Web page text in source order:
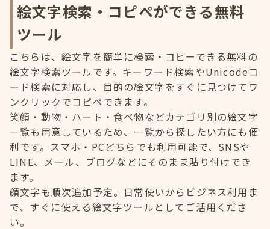
絵文字検索・コピペができる無料
ツール
こちらは、絵文字を簡単に検索・コピーできる無料の
絵文字検索ツールです。キーワード検索やUnicodeコ
ード検索に対応し、目的の絵文字をすぐに見つけてワ
ンクリックでコピペできます。
笑顔・動物・ハート・食べ物などカテゴリ別の絵文字
一覧も用意しているため、一覧から探したい方にも便
利です。スマホ・PCどちらでも利用可能で、SNSや
LINE、メール、ブログなどにそのまま貼り付けでき
ます。
顔文字も順次追加予定。日常使いからビジネス利用ま
で、すぐに使える絵文字ツールとしてご活用くださ
い。